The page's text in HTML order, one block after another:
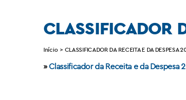
CLASSIFICADOR
Início > CLASSIFICADOR DA RECEITA E DA DESPESA
»Classificador da Receita e da Despesa